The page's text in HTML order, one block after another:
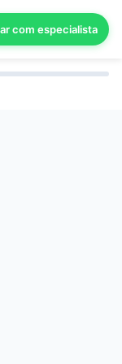
com especialista